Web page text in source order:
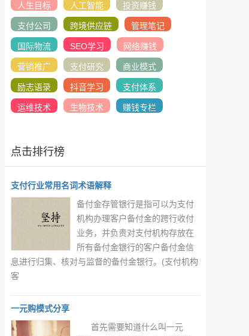
人生目标 人工智能 投资赚钱
支付公司 跨境供应链 管理笔记
国际物流 SEO学习 网络赚钱
营销推广 支付研究 商业模式
励志语录 抖音学习 支付体系
运维技术 生物技术 赚钱专栏
点击排行榜
支付行业常用名词术语解释
备付金存管银行是指可以为支付
机构办理客户备付金的跨行收付
业务，并负责对支付机构存放在
所有备付金银行的客户备付金信
息进行归集、核对与监督的备付金银行。(支付机构
客
一元购模式分享
首先需要知道什么叫一元